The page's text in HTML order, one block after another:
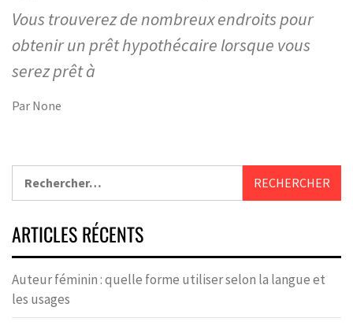
Vous trouverez de nombreux endroits pour
obtenir un prêt hypothécaire lorsque vous
serez prêt à
Par None
ARTICLES RÉCENTS
Auteur féminin : quelle forme utiliser selon la langue et
les usages